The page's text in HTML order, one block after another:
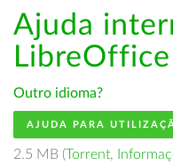
Ajuda
Outro idioma?
AJUDA PARA
2.5 MB (Torrent,